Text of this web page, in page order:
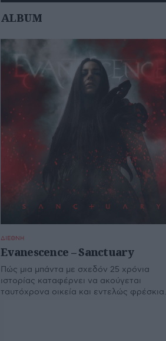
ALBUM
ΔΙΕΘΝΗ
Evanescence – Sanctuary
Πώς μια μπάντα με σχεδόν 25 χρόνια
ιστορίας καταφέρνει να ακούγεται
ταυτόχρονα οικεία και εντελώς φρέσκια.